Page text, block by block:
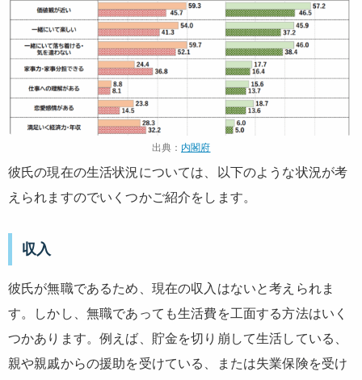
出典： 内閣府
彼氏の現在の生活状況については、以下のような状況が考
えられますのでいくつかご紹介をします。
収入
彼氏が無職であるため、現在の収入はないと考えられま
す。しかし、無職であっても生活費を工面する方法はいく
つかあります。例えば、貯金を切り崩して生活している、
親や親戚からの援助を受けている、または失業保険を受け